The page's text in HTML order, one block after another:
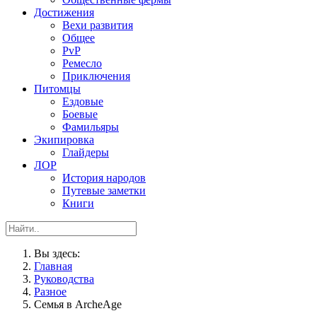
Достижения
Вехи развития
Общее
PvP
Ремесло
Приключения
Питомцы
Ездовые
Боевые
Фамильяры
Экипировка
Глайдеры
ЛОР
История народов
Путевые заметки
Книги
Вы здесь:
Главная
Руководства
Разное
Семья в ArcheAge